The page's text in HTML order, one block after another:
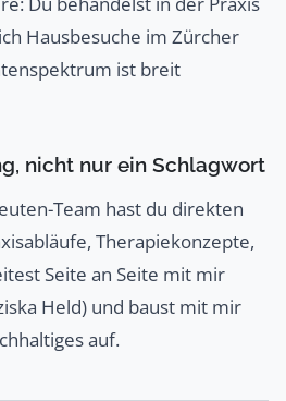
Hausbesuche im Zürcher
ist breit
nicht nur ein Schlagwort
Team hast du direkten
Therapiekonzepte,
Seite an Seite mit mir
Held) und baust mit mir
auf.